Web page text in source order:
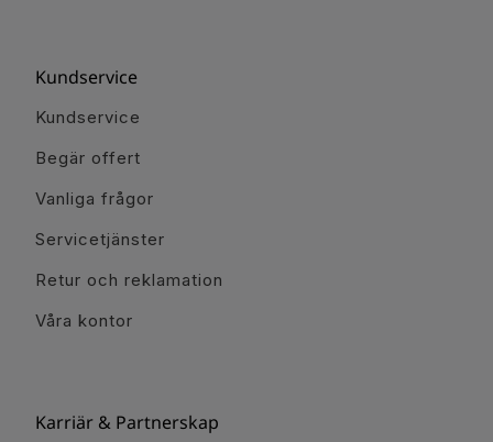
Kundservice
Kundservice
Begär offert
Vanliga frågor
Servicetjänster
Retur och reklamation
Våra kontor
Karriär & Partnerskap